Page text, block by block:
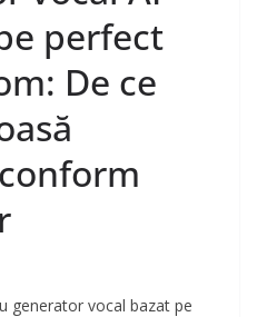
perfect
De ce
generator vocal bazat pe